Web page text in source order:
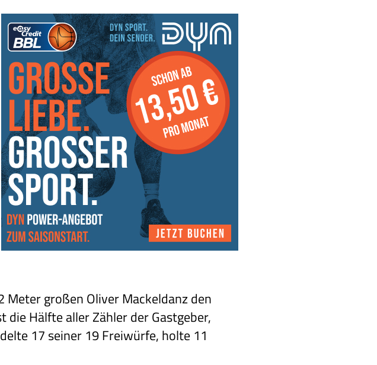
großen Oliver Mackeldanz den
Hälfte aller Zähler der Gastgeber,
17 seiner 19 Freiwürfe, holte 11